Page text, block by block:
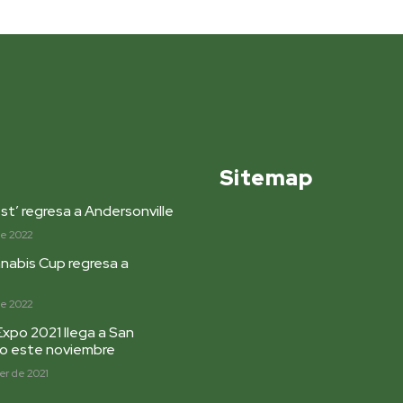
regresa a Andersonville
2022
Cup regresa a
2022
2021 llega a San
este noviembre
de 2021
Sitemap